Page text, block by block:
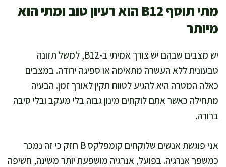
מתי תוסף B12 הוא רעיון טוב ומתי הוא
מיותר
יש מצבים שבהם יש צורך אמיתי ב-B12, למשל תזונה
טבעונית ללא העשרה מתאימה או ספיגה ירודה. במצבים
כאלה המטרה היא להגיע לטווח תקין לאורך זמן. הבעיה
מתחילה כאשר אתם לוקחים מינון גבוה בלי מעקב ובלי סיבה
ברורה.
אני פוגשת אנשים שלוקחים קומפלקס B חזק כי זה נמכר
כמשפר אנרגיה. בפועל, אנרגיה מושפעת יותר משינה, חשיפה